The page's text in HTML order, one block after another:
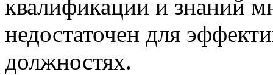
квалификации и знаний
недостаточен для
должностях.